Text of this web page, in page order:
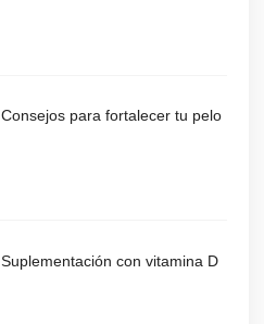
Consejos para fortalecer tu pelo
Suplementación con vitamina D